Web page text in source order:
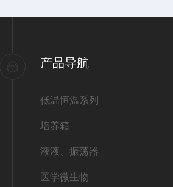
产品导航
低温恒温系列
培养箱
液液、振荡器
医学微生物